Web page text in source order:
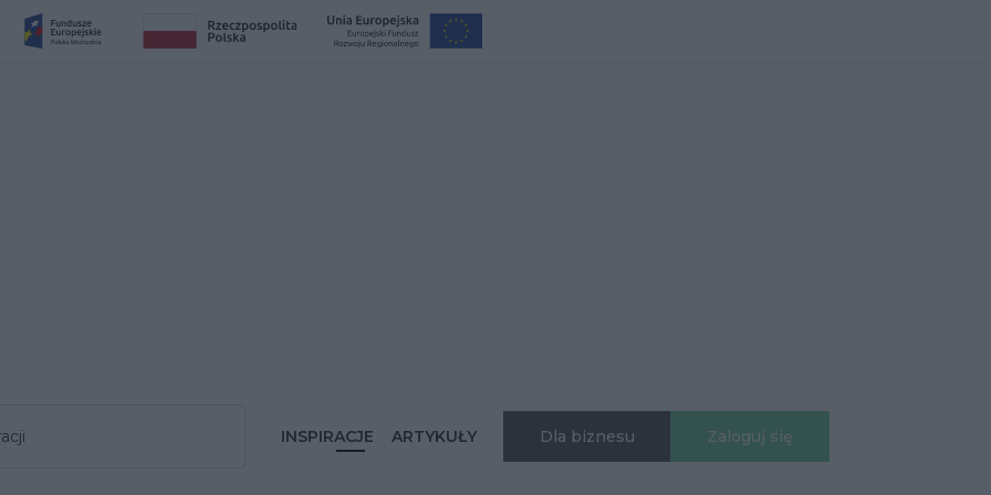
INSPIRACJE ARTYKUŁY Dla biznesu Zaloguj się